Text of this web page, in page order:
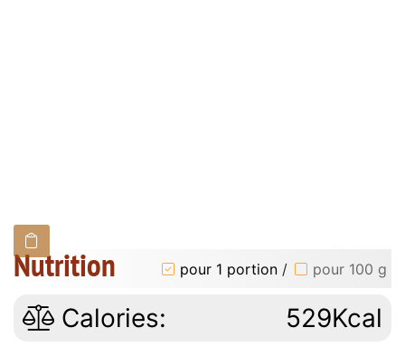
Nutrition pour 1 portion / pour 100 g
Calories: 529Kcal